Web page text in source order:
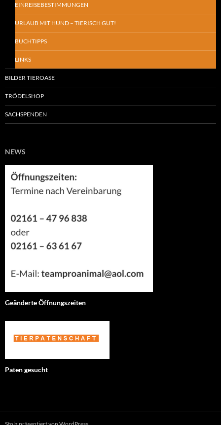
EINREISEBESTIMMUNGEN
URLAUB MIT HUND – TIERISCH GUT!
BUCHTIPPS
LINKS
BILDER TIEROASE
TRÖDELSHOP
SACHSPENDEN
NEWS
Geänderte Öffnungszeiten
Paten gesucht